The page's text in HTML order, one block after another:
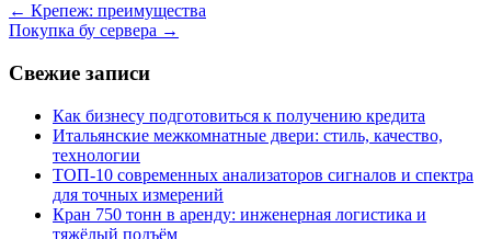
← Крепеж: преимущества
Покупка бу сервера →
Свежие записи
Как бизнесу подготовиться к получению кредита
Итальянские межкомнатные двери: стиль, качество,
технологии
ТОП-10 современных анализаторов сигналов и спектра
для точных измерений
Кран 750 тонн в аренду: инженерная логистика и
тяжёлый подъём